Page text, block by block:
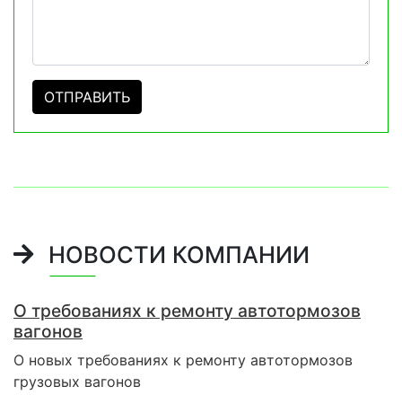
НОВОСТИ КОМПАНИИ
О требованиях к ремонту автотормозов
вагонов
О новых требованиях к ремонту автотормозов
грузовых вагонов